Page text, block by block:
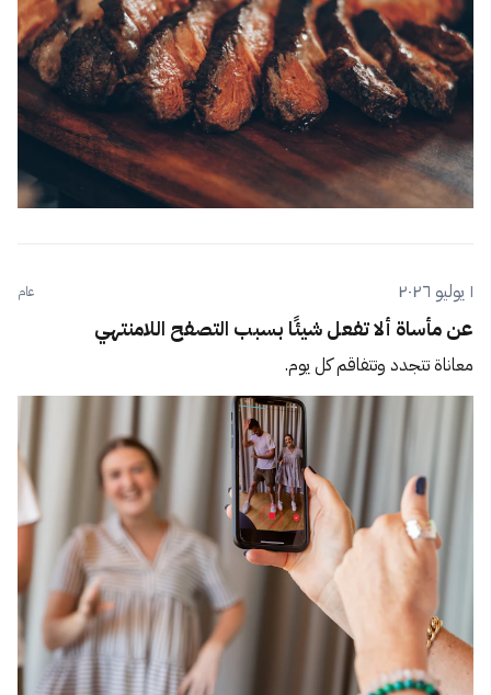
١ يوليو ٢٠٢٦ عام
عن مأساة ألا تفعل شيئًا بسبب التصفح اللامنتهي
معاناة تتجدد وتتفاقم كل يوم.